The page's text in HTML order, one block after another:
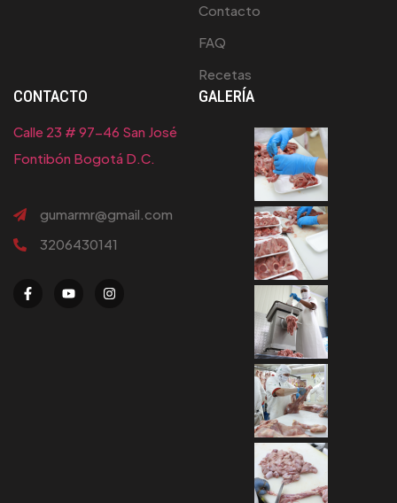
Contacto
FAQ
Recetas
CONTACTO
Calle 23 # 97-46 San José
Fontibón Bogotá D.C.
gumarmr@gmail.com
3206430141
GALERÍA